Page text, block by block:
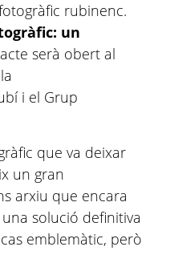
rubinenc.
un
serà obert al
i el Grup
que va deixar
un gran
arxiu que encara
solució definitiva
emblemàtic, però